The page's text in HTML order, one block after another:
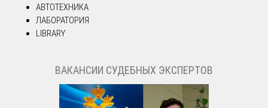
АВТОТЕХНИКА
ЛАБОРАТОРИЯ
LIBRARY
ВАКАНСИИ СУДЕБНЫХ ЭКСПЕРТОВ